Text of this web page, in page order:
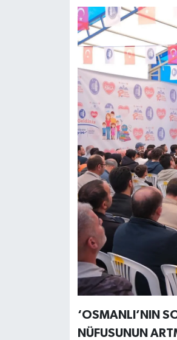
‘OSMANLI’NIN
NÜFUSUNUN